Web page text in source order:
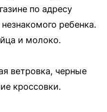
по адресу
ребенка.
и молоко.
ветровка, черные
кроссовки.